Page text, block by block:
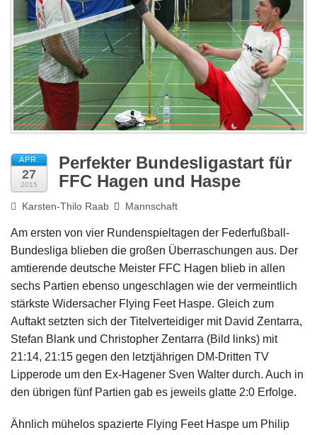
Impressum
APR.
27
2015
Perfekter Bundesligastart für
FFC Hagen und Haspe
Karsten-Thilo Raab Mannschaft
Am ersten von vier Rundenspieltagen der Federfußball-
Bundesliga blieben die großen Überraschungen aus. Der
amtierende deutsche Meister FFC Hagen blieb in allen
sechs Partien ebenso ungeschlagen wie der vermeintlich
stärkste Widersacher Flying Feet Haspe. Gleich zum
Auftakt setzten sich der Titelverteidiger mit David Zentarra,
Stefan Blank und Christopher Zentarra (Bild links) mit
21:14, 21:15 gegen den letztjährigen DM-Dritten TV
Lipperode um den Ex-Hagener Sven Walter durch. Auch in
den übrigen fünf Partien gab es jeweils glatte 2:0 Erfolge.
Ähnlich mühelos spazierte Flying Feet Haspe um Philip